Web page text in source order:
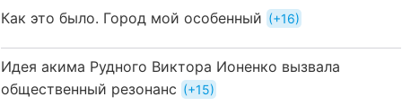
Как это было. Город мой особенный +16
Идея акима Рудного Виктора Ионенко вызвала
общественный резонанс
+15